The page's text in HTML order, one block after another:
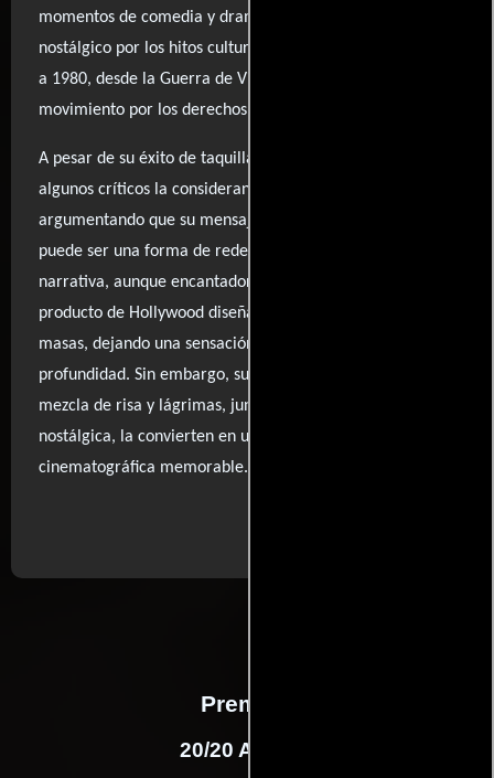
momentos de comedia y drama, ofrece un recorrido
nostálgico por los hitos culturales de las décadas de 1950
a 1980, desde la Guerra de Vietnam hasta el auge del
movimiento por los derechos civiles.
A pesar de su éxito de taquilla y múltiples premios,
algunos críticos la consideran superficial y predecible,
argumentando que su mensaje de que la ignorancia
puede ser una forma de redención es problemático. La
narrativa, aunque encantadora, puede sentirse como un
producto de Hollywood diseñado para emocionar a las
masas, dejando una sensación de vacío en su
profundidad. Sin embargo, su capacidad para evocar una
mezcla de risa y lágrimas, junto con su banda sonora
nostálgica, la convierten en una experiencia
cinematográfica memorable.
Premios
20/20 Awards